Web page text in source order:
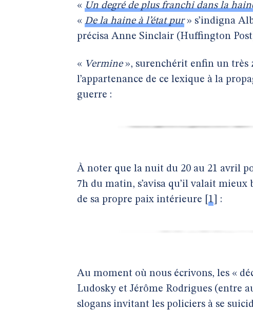
« Un degré de plus franchi dans la
« De la haine à l’état pur» s’indigna
précisa Anne Sinclair (Huffington
« Vermine», surenchérit enfin un très
l’appartenance de ce lexique à la
guerre :
À noter que la nuit du 20 au 21 avril
7h du matin, s’avisa qu’il valait
de sa propre paix intérieure
1 :
Au moment où nous écrivons, les «
Ludosky et Jérôme Rodrigues (entre
slogans invitant les policiers à se